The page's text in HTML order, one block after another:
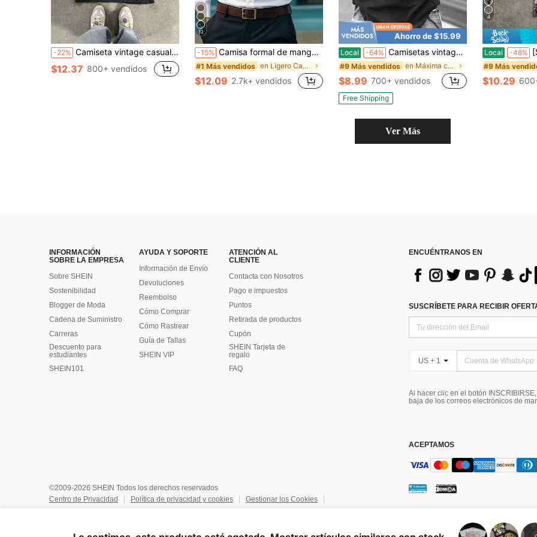
-22% Camiseta vintage casual con estampado de copos de nieve desgastado para hombre, primavera/verano
$12.37 800+ vendidos
12
-15% Camisa formal de manga larga de unicolor con diseño de botones para hombre
#1 Más vendidos en Ligero Camisas de hombre
$12.09 2.7k+ vendidos
Ahorro de $15.99
Local -64% Camisetas vintage de calle unisex con estampados en ambos lados. Estas camisetas tienen diseños únicos, están hechas de tela pura de 230g de peso pesado, son pre-lavadas y tienen un corte de hombros caídos
#9 Más vendidos en Máxima comodidad Camisetas de hombre
$8.99 700+ vendidos
Free Shipping
4
Local -48% [Sólo
#9 Más
$10.29
Ver Más
INFORMACIÓN
SOBRE LA EMPRESA
Sobre SHEIN
Sostenibilidad
Blogger de Moda
Cadena de Suministro
Carreras
Descuento para
estudiantes
SHEIN101
AYUDA Y SOPORTE
Información de Envío
Devoluciones
Reembolso
Cómo Comprar
Cómo Rastrear
Guía de Tallas
SHEIN VIP
ATENCIÓN AL
CLIENTE
Contacta con Nosotros
Pago e impuestos
Puntos
Retirada de productos
Cupón
SHEIN Tarjeta de
regalo
FAQ
ENCUÉNTRANOS EN
SUSCRÍBETE PARA RECIBIR
US + 1
Al hacer clic en el botón
baja de los correos electrónicos de
ACEPTAMOS
©2009-2026 SHEIN Todos los derechos reservados
Centro de Privacidad
Política de privacidad y cookies
Gestionar los Cookies